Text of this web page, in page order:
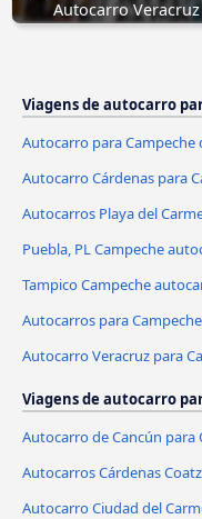
Autocarro
Viagens de autocarro
Autocarro para Campeche
Autocarro Cárdenas para
Autocarros Playa del
Puebla, PL Campeche
Tampico Campeche
Autocarros para
Autocarro Veracruz para
Viagens de autocarro
Autocarro de Cancún para
Autocarros Cárdenas
Autocarro Ciudad del